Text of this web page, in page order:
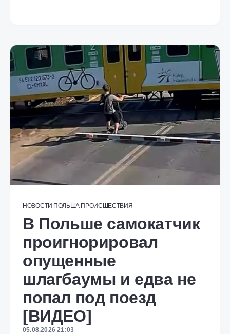
НОВОСТИ ПОЛЬША ПРОИСШЕСТВИЯ
В Польше самокатчик
проигнорировал
опущенные
шлагбаумы и едва не
попал под поезд
[ВИДЕО]
05.08.2026 21:03